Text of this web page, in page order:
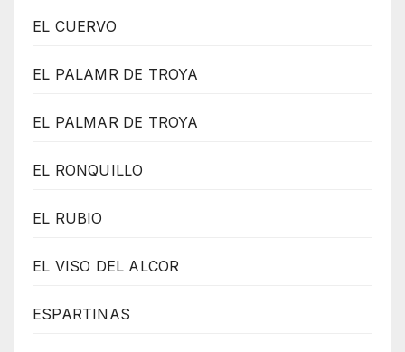
EL CUERVO
EL PALAMR DE TROYA
EL PALMAR DE TROYA
EL RONQUILLO
EL RUBIO
EL VISO DEL ALCOR
ESPARTINAS